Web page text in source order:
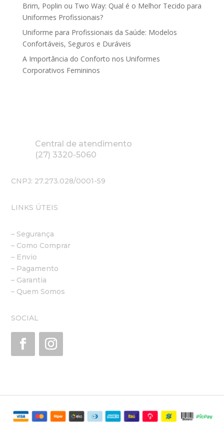
Brim, Poplin ou Two Way: Qual é o Melhor Tecido para
Uniformes Profissionais?
Uniforme para Profissionais da Saúde: Modelos
Confortáveis, Seguros e Duráveis
A Importância do Conforto nos Uniformes
Corporativos Femininos
Central de atendimento
(27) 3320-5060
CNPJ: 27.273.028/0001-59
LINKS ÚTEIS
– Segurança
– Como Comprar
– Envio
– Pagamento
– Garantia
– Quem Somos
SOCIAL